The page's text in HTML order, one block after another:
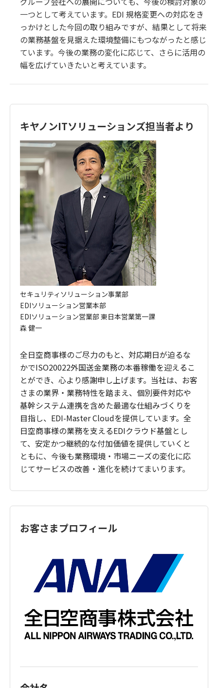
一つとして考えています。EDI 規格変更への対応をき
っかけとした今回の取り組みですが、結果として将来
の業務基盤を見据えた環境整備にもつながったと感じ
ています。今後の業務の変化に応じて、さらに活用の
幅を広げていきたいと考えています。
キヤノンITソリューションズ担当者より
セキュリティソリューション事業部
EDIソリューション営業本部
EDIソリューション営業部 東日本営業第一課
森 健一
全日空商事様のご尽力のもと、対応期日が迫るな
かでISO20022外国送金業務の本番稼働を迎えるこ
とができ、心より感謝申し上げます。当社は、お客
さまの業界・業務特性を踏まえ、個別要件対応や
基幹システム連携を含めた最適な仕組みづくりを
目指し、EDI-Master Cloudを提供しています。全
日空商事様の業務を支えるEDIクラウド基盤とし
て、安定かつ継続的な付加価値を提供していくと
ともに、今後も業務環境・市場ニーズの変化に応
じてサービスの改善・進化を続けてまいります。
お客さまプロフィール